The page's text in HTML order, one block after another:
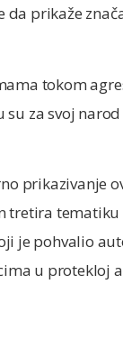
da prikaže
tokom
za svoj
prikazivanje
tretira
je pohvalio
u protekloj